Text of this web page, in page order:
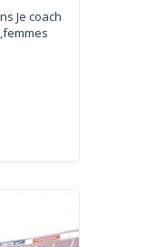
Je coach